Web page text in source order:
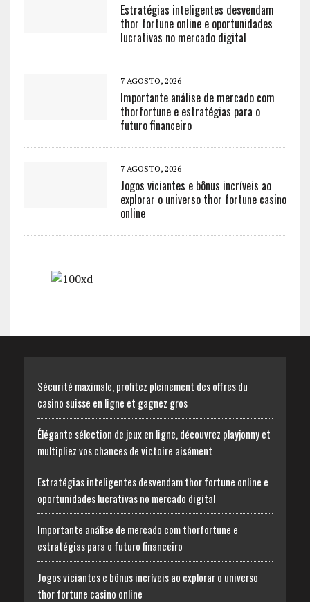
Estratégias inteligentes desvendam
thor fortune online e oportunidades
lucrativas no mercado digital
7 AGOSTO, 2026
Importante análise de mercado com
thorfortune e estratégias para o
futuro financeiro
7 AGOSTO, 2026
Jogos viciantes e bônus incríveis ao
explorar o universo thor fortune casino
online
Sécurité maximale, profitez pleinement des offres du
casino suisse en ligne et gagnez gros
Élégante sélection de jeux en ligne, découvrez playjonny et
multipliez vos chances de victoire aisément
Estratégias inteligentes desvendam thor fortune online e
oportunidades lucrativas no mercado digital
Importante análise de mercado com thorfortune e
estratégias para o futuro financeiro
Jogos viciantes e bônus incríveis ao explorar o universo
thor fortune casino online